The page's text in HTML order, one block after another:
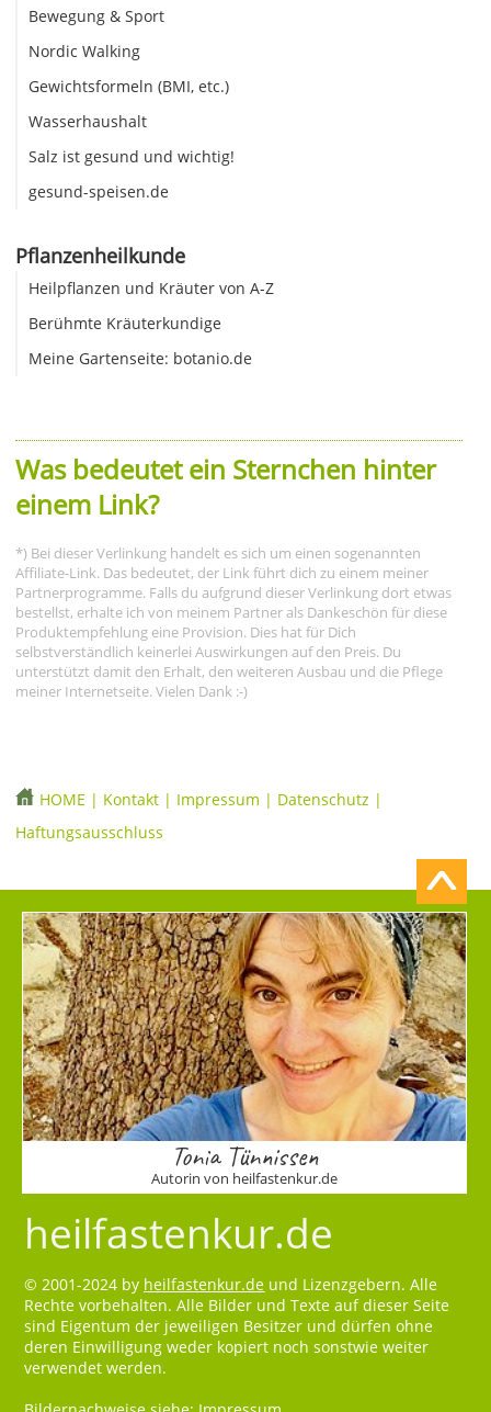
Bewegung & Sport
Nordic Walking
Gewichtsformeln (BMI, etc.)
Wasserhaushalt
Salz ist gesund und wichtig!
gesund-speisen.de
Pflanzenheilkunde
Heilpflanzen und Kräuter von A-Z
Berühmte Kräuterkundige
Meine Gartenseite: botanio.de
Was bedeutet ein Sternchen hinter
einem Link?
*) Bei dieser Verlinkung handelt es sich um einen sogenannten
Affiliate-Link. Das bedeutet, der Link führt dich zu einem meiner
Partnerprogramme. Falls du aufgrund dieser Verlinkung dort etwas
bestellst, erhalte ich von meinem Partner als Dankeschön für diese
Produktempfehlung eine Provision. Dies hat für Dich
selbstverständlich keinerlei Auswirkungen auf den Preis. Du
unterstützt damit den Erhalt, den weiteren Ausbau und die Pflege
meiner Internetseite. Vielen Dank :-)
HOME | Kontakt | Impressum | Datenschutz |
Haftungsausschluss
Tonia Tünnissen
Autorin von heilfastenkur.de
heilfastenkur.de
© 2001-2024 by heilfastenkur.de und Lizenzgebern. Alle
Rechte vorbehalten. Alle Bilder und Texte auf dieser Seite
sind Eigentum der jeweiligen Besitzer und dürfen ohne
deren Einwilligung weder kopiert noch sonstwie weiter
verwendet werden.